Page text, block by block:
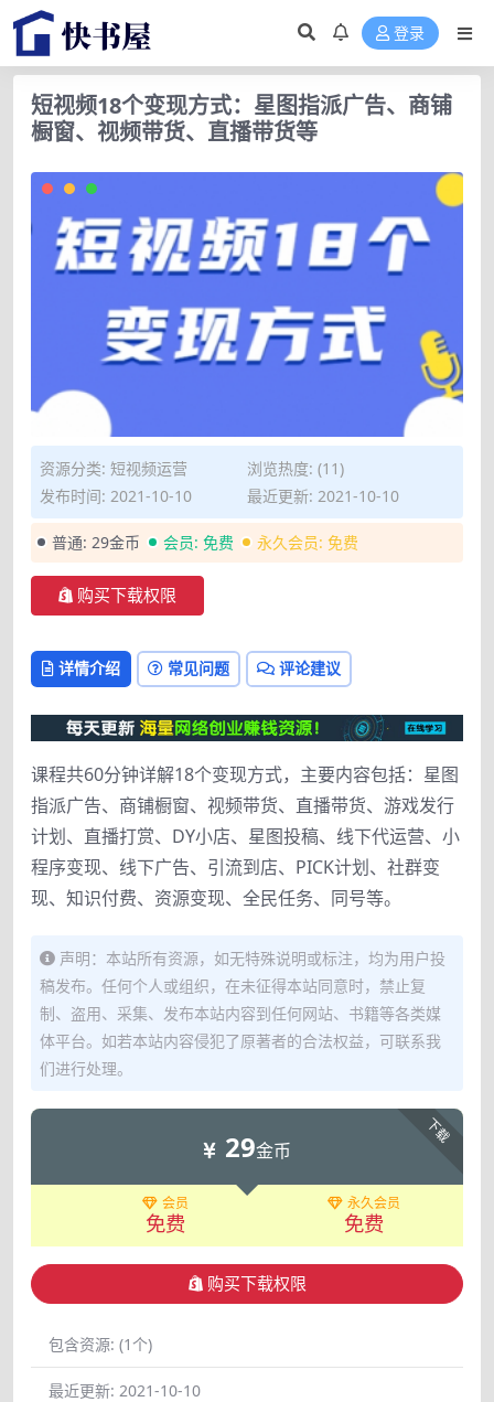
登录
短视频18个变现方式：星图指派广告、商铺
橱窗、视频带货、直播带货等
资源分类: 短视频运营
浏览热度: (11)
发布时间: 2021-10-10
最近更新: 2021-10-10
普通: 29金币 会员: 免费 永久会员: 免费
购买下载权限
详情介绍 常见问题 评论建议
课程共60分钟详解18个变现方式，主要内容包括：星图
指派广告、商铺橱窗、视频带货、直播带货、游戏发行
计划、直播打赏、DY小店、星图投稿、线下代运营、小
程序变现、线下广告、引流到店、PICK计划、社群变
现、知识付费、资源变现、全民任务、同号等。
声明：本站所有资源，如无特殊说明或标注，均为用户投
稿发布。任何个人或组织，在未征得本站同意时，禁止复
制、盗用、采集、发布本站内容到任何网站、书籍等各类媒
体平台。如若本站内容侵犯了原著者的合法权益，可联系我
们进行处理。
下载
29金币
会员
免费
永久会员
免费
购买下载权限
包含资源: (1个)
最近更新: 2021-10-10